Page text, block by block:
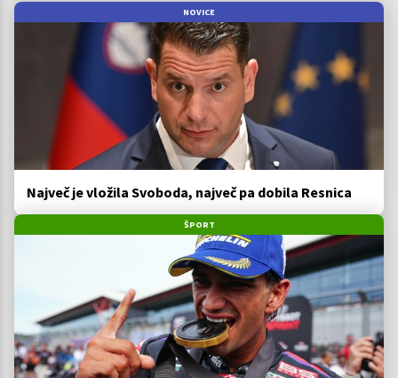
NOVICE
Največ je vložila Svoboda, največ pa dobila Resnica
ŠPORT